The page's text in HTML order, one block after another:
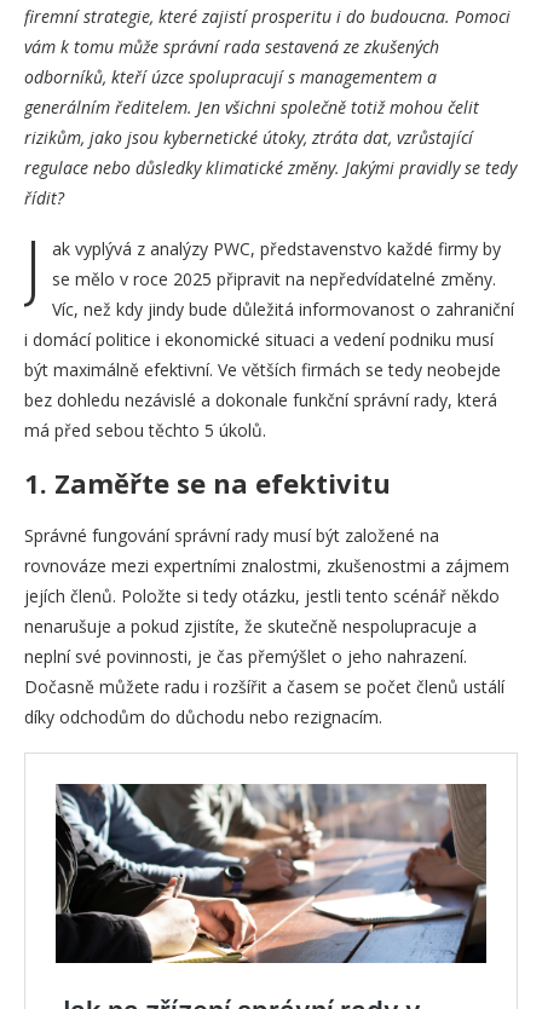
firemní strategie, které zajistí prosperitu i do budoucna. Pomoci
vám k tomu může správní rada sestavená ze zkušených
odborníků, kteří úzce spolupracují s managementem a
generálním ředitelem. Jen všichni společně totiž mohou čelit
rizikům, jako jsou kybernetické útoky, ztráta dat, vzrůstající
regulace nebo důsledky klimatické změny. Jakými pravidly se tedy
řídit?
J
ak vyplývá z analýzy PWC, představenstvo každé firmy by
se mělo v roce 2025 připravit na nepředvídatelné změny.
Víc, než kdy jindy bude důležitá informovanost o zahraniční
i domácí politice i ekonomické situaci a vedení podniku musí
být maximálně efektivní. Ve větších firmách se tedy neobejde
bez dohledu nezávislé a dokonale funkční správní rady, která
má před sebou těchto 5 úkolů.
1. Zaměřte se na efektivitu
Správné fungování správní rady musí být založené na
rovnováze mezi expertními znalostmi, zkušenostmi a zájmem
jejích členů. Položte si tedy otázku, jestli tento scénář někdo
nenarušuje a pokud zjistíte, že skutečně nespolupracuje a
neplní své povinnosti, je čas přemýšlet o jeho nahrazení.
Dočasně můžete radu i rozšířit a časem se počet členů ustálí
díky odchodům do důchodu nebo rezignacím.